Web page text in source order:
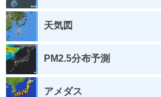
天気図
PM2.5分布予測
アメダス